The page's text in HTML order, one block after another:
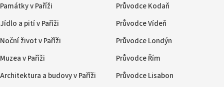
Památky v Paříži
Jídlo a pití v Paříži
Noční život v Paříži
Muzea v Paříži
Architektura a budovy v Paříži
Průvodce Kodaň
Průvodce Vídeň
Průvodce Londýn
Průvodce Řím
Průvodce Lisabon